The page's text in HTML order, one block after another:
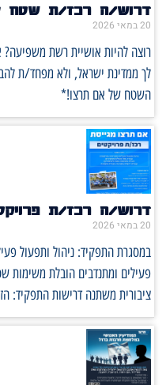
דרוש/ה רכז/ת שטח
20 במאי 2026
רוצה להיות אושיית רשת
לך ממדינת ישראל, ולא מפחד/ת
השטח של אם תרצו!*
דרוש/ה רכז/ת
20 במאי 2026
במסגרת התפקיד: ניהול ותפעול
פעילים ומתנדבים הובלת משימות
ציבורית משתנה דרישות התפקיד: